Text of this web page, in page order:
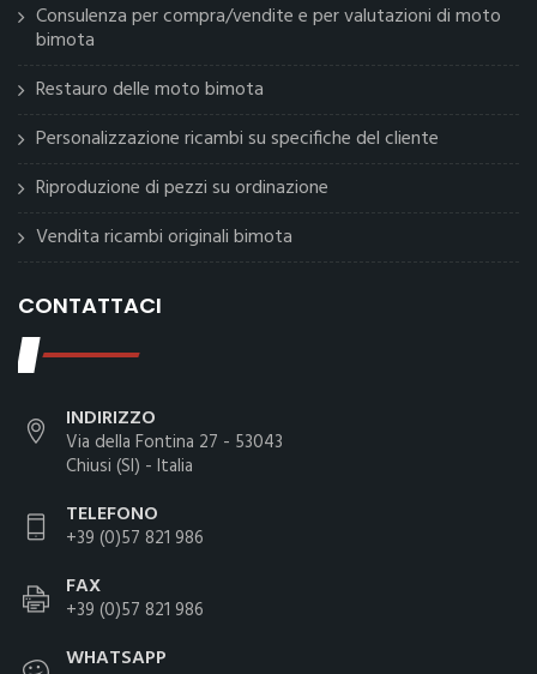
Consulenza per compra/vendite e per valutazioni di moto
bimota
Restauro delle moto bimota
Personalizzazione ricambi su specifiche del cliente
Riproduzione di pezzi su ordinazione
Vendita ricambi originali bimota
CONTATTACI
INDIRIZZO
Via della Fontina 27 - 53043
Chiusi (SI) - Italia
TELEFONO
+39 (0)57 821 986
FAX
+39 (0)57 821 986
WHATSAPP